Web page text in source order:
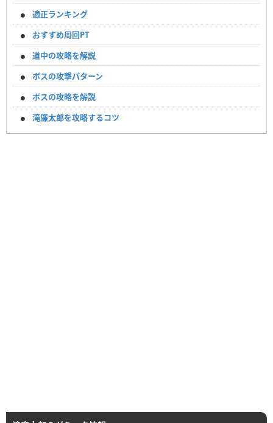
適正ランキング
おすすめ周回PT
道中の攻略を解説
ボスの攻撃パターン
ボスの攻略を解説
滝廉太郎を攻略するコツ